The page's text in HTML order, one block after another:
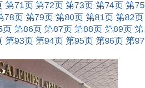
第71页 第72页 第73页 第74页 第75
78页 第79页 第80页 第81页 第82页
页 第86页 第87页 第88页 第89页 第
第93页 第94页 第95页 第96页 第97